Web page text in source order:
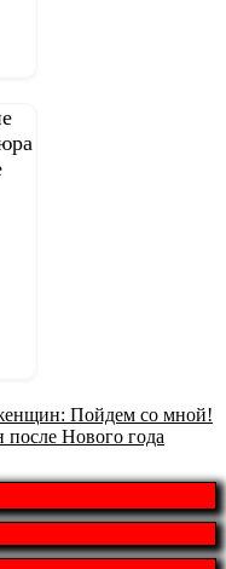
Пойдем со мной!
Нового года